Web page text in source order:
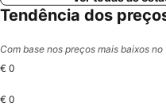
Tendência dos
Com base nos preços mais baixos
€ 0
€ 0